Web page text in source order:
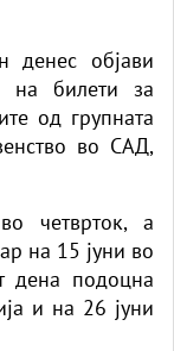
денес објави
на билети за
од групната
во САД,
четврток, а
на 15 јуни во
дена подоцна
и на 26 јуни